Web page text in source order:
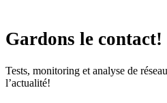
Gardons le contact!
Tests, monitoring et analyse de
l’actualité!